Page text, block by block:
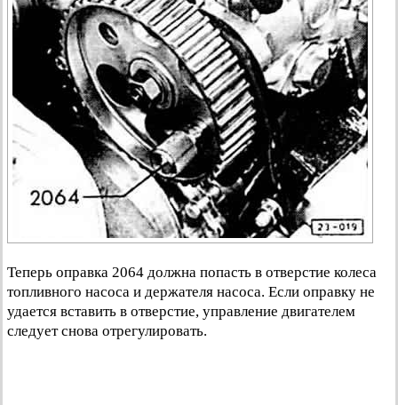
Теперь оправка 2064 должна попасть в отверстие колеса
топливного насоса и держателя насоса. Если оправку не
удается вставить в отверстие, управление двигателем
следует снова отрегулировать.